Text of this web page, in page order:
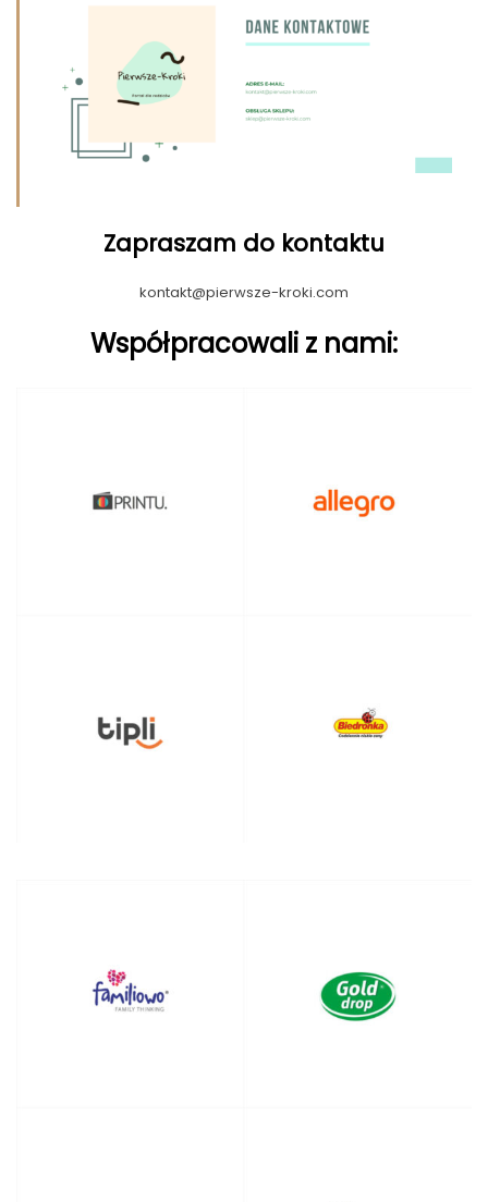
Zapraszam do kontaktu
kontakt@pierwsze-kroki.com
Współpracowali z nami: